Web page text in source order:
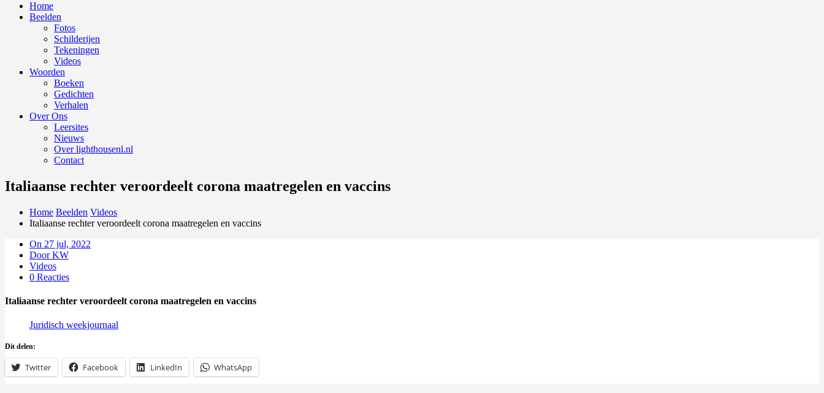
Home
Beelden
Fotos
Schilderijen
Tekeningen
Videos
Woorden
Boeken
Gedichten
Verhalen
Over Ons
Leersites
Nieuws
Over lighthousenl.nl
Contact
Italiaanse rechter veroordeelt corona maatregelen en vaccins
Home Beelden Videos
Italiaanse rechter veroordeelt corona maatregelen en vaccins
On 27 jul, 2022
Door KW
Videos
0 Reacties
Italiaanse rechter veroordeelt corona maatregelen en vaccins
Juridisch weekjournaal
Dit delen:
Twitter Facebook LinkedIn WhatsApp